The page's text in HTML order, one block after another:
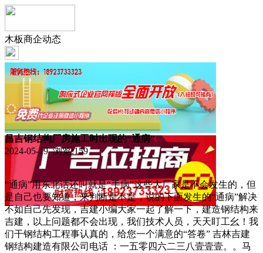
木板商企动态
昌吉钢结构厂房施工时出现的“通病”
2024-05-19 浏览:159
“通病”用东北话还叫就是“手病”这些大厂家是不会发生的，但
是自己也要知道，来判断是不是，说的下面发生的“通病”解决
不如自己先发现，吉建小编大家一起了解一下，建造钢结构来
吉建，以上问题都不会出现，我们技术人员，天天盯工幺！我
们干钢结构工程事认真的，给您一个满意的“答卷” 吉林吉建
钢结构建造有限公司电话 ：一五零四六二三八壹壹壹。。马